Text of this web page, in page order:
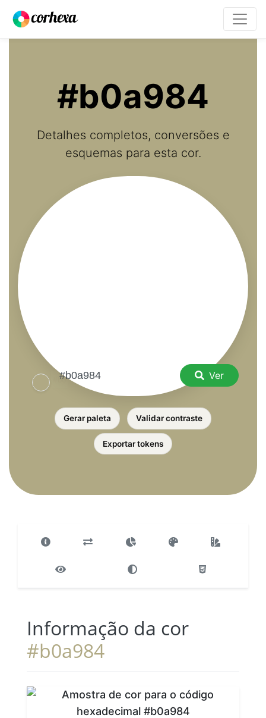
#b0a984
Detalhes completos, conversões e
esquemas para esta cor.
Ver
Gerar paleta Validar contraste
Exportar tokens
Informação da cor
#b0a984